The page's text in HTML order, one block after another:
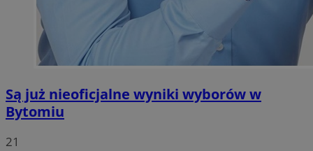
Są już nieoficjalne wyniki wyborów w
Bytomiu
21